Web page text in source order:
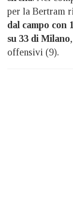
per la Bertram
dal campo con
su 33 di Milano
offensivi (9).